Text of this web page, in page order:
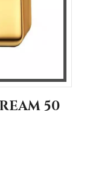
50